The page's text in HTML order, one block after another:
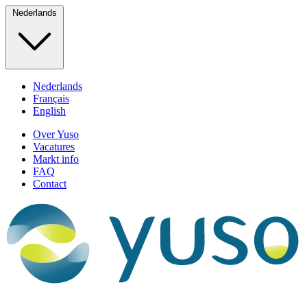
Nederlands
Nederlands
Français
English
Over Yuso
Vacatures
Markt info
FAQ
Contact